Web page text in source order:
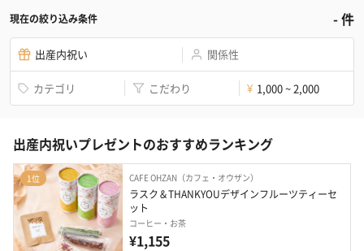
現在の絞り込み条件 -件
出産内祝い 関係性
カテゴリ こだわり ¥ 1,000 ~ 2,000
出産内祝いプレゼントのおすすめランキング
1位 CAFE OHZAN（カフェ・オウザン）
ラスク＆THANKYOUデザインフルーツティーセ
ット
コーヒー・お茶
¥1,155